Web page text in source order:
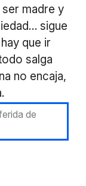
madre y
sigue
que ir
salga
no encaja,
de